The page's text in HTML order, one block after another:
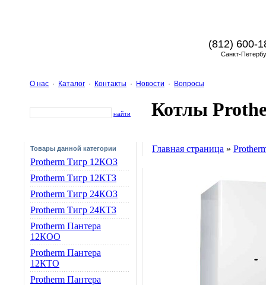
(812) 600-
Санкт-
О нас · Каталог · Контакты · Новости · Вопросы
найти Котлы
Товары данной категории
Protherm Тигр 12КОЗ
Protherm Тигр 12КТЗ
Protherm Тигр 24КОЗ
Protherm Тигр 24КТЗ
Protherm Пантера
12КОО
Protherm Пантера
12КТО
Protherm Пантера
Главная страница »